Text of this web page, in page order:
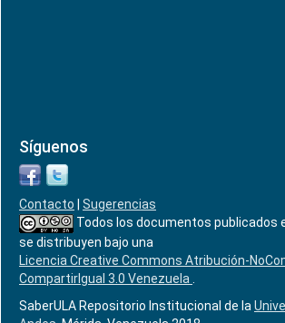
Síguenos
Contacto
Sugerencias
Todos los documentos publicados
se distribuyen bajo una
Licencia Creative Commons Atribución-
CompartirIgual 3.0 Venezuela
SaberULA Repositorio Institucional de la